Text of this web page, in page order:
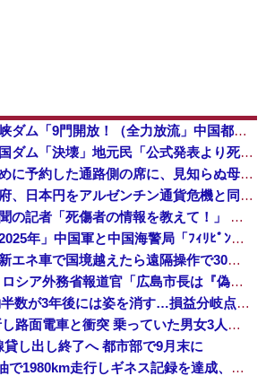
中国「大洪水！」三峡ダム「9門開放！（全力放流」中国都市「三峡沿線の道路水没」中国政府「高速道路封鎖！」中国ダム「緊急放流に合わせて開門（土砂崩...
中国「大洪水！」中国ダム「決壊」地元民「公式発表より死者多い！」中国政府「住民拘束！（安否不明」中国当局「救助隊動画も削除」台風13号「三峡ダム接近中」→
新幹線の指定席…早めに予約した通路側の席に、見知らぬ母子が。車掌の呼びかけにも「目を閉じて無視」して居座られました。無理やり奪われた席は、結局“...
【悲報】アメリカ政府、日本円をアルゼンチン通貨危機と同列扱いへ・・・
【熊本地震】毎日新聞の記者「死傷者の情報を教えて！」 → 企業「個人情報は控えます！」 → 記「年代は？特定につながらないでしょ？教えてよ？教え...
中国「衝突事故！（2025年」中国軍と中国海警局「ﾌｨﾘﾋﾟﾝ船の追跡中に衝突！（8/11」中国「2人死亡」中国政府「1年間隠蔽」日本「隠蔽され...
中国人のリウさん、新エネ車で国境越えたら遠隔操作で30時間ロックされる！
【平和宣言を非難】 ロシア外務省報道官「広島市長は『偽りの呪文』繰り返している」
K-POPアイドルの約半数が3年後には姿を消す…損益分岐点突破は4％未満
【鹿児島】 突然右折し路面電車と衝突 乗っていた男女3人は車を放置しダッシュで逃走中
し出し終了へ 都市部で9月末に
日産e-power、無給油で1980km走行しギネス記録を達成、無駄な発電や送電ロスなくEVよりエコを証明